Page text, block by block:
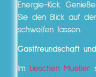
Energie-Kick.
Sie den Blick auf
schweifen lassen.
Gastfreundschaft
Im Lieschen Mueller